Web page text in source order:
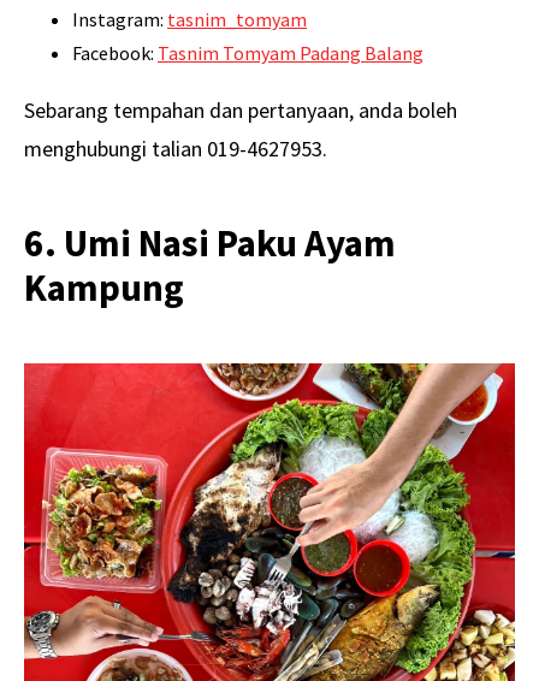
Instagram: tasnim_tomyam
Facebook: Tasnim Tomyam Padang Balang
Sebarang tempahan dan pertanyaan, anda boleh
menghubungi talian 019-4627953.
6. Umi Nasi Paku Ayam
Kampung